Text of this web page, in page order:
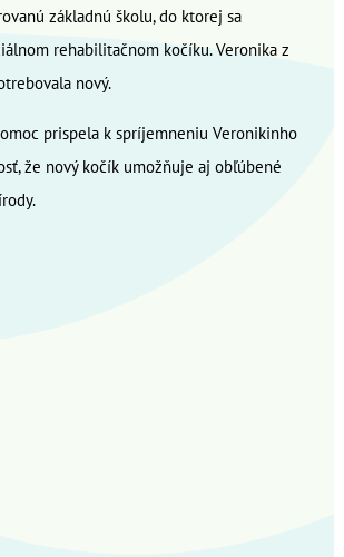
základnú školu, do ktorej sa
rehabilitačnom kočíku. Veronika z
nový.
prispela k spríjemneniu Veronikinho
že nový kočík umožňuje aj obľúbené